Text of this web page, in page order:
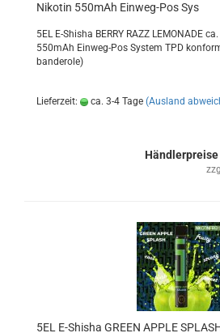
Ni­ko­tin 550mAh Einweg-​​Pos Sys
5EL E-​Shisha BERRY RAZZ LE­MO­NA­DE
550mAh Einweg-​Pos Sys­tem TPD
ban­de­ro­le)
Lieferzeit: ca. 3-4 Tage (Ausland
5EL E-​Shi­sha GREEN APPLE